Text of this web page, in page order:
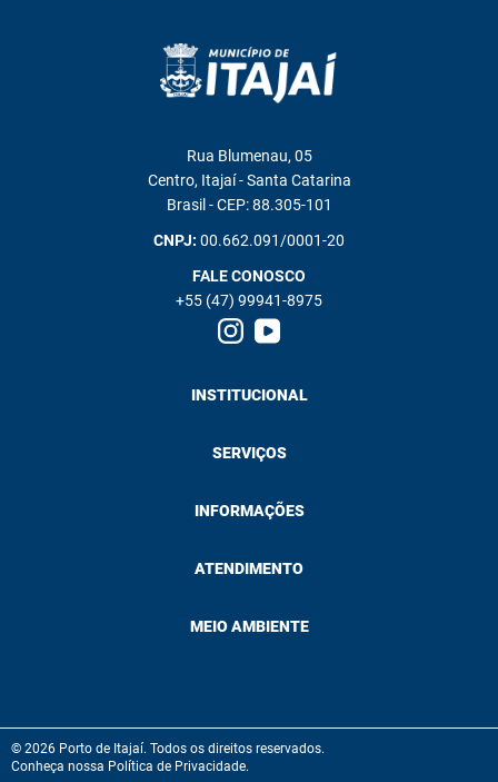
Rua Blumenau, 05
Centro, Itajaí - Santa Catarina
Brasil - CEP: 88.305-101
CNPJ: 00.662.091/0001-20
FALE CONOSCO
+55 (47) 99941-8975
INSTITUCIONAL
SERVIÇOS
INFORMAÇÕES
ATENDIMENTO
MEIO AMBIENTE
© 2026 Porto de Itajaí. Todos os direitos reservados.
Conheça nossa Política de Privacidade.